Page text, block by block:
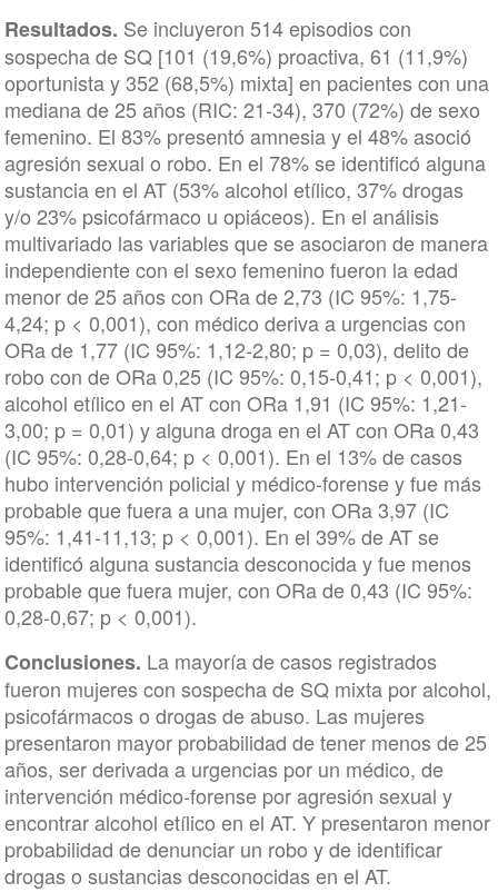
Resultados. Se incluyeron 514 episodios con
sospecha de SQ [101 (19,6%) proactiva, 61 (11,9%)
oportunista y 352 (68,5%) mixta] en pacientes con una
mediana de 25 años (RIC: 21-34), 370 (72%) de sexo
femenino. El 83% presentó amnesia y el 48% asoció
agresión sexual o robo. En el 78% se identificó alguna
sustancia en el AT (53% alcohol etílico, 37% drogas
y/o 23% psicofármaco u opiáceos). En el análisis
multivariado las variables que se asociaron de manera
independiente con el sexo femenino fueron la edad
menor de 25 años con ORa de 2,73 (IC 95%: 1,75-
4,24; p < 0,001), con médico deriva a urgencias con
ORa de 1,77 (IC 95%: 1,12-2,80; p = 0,03), delito de
robo con de ORa 0,25 (IC 95%: 0,15-0,41; p < 0,001),
alcohol etílico en el AT con ORa 1,91 (IC 95%: 1,21-
3,00; p = 0,01) y alguna droga en el AT con ORa 0,43
(IC 95%: 0,28-0,64; p < 0,001). En el 13% de casos
hubo intervención policial y médico-forense y fue más
probable que fuera a una mujer, con ORa 3,97 (IC
95%: 1,41-11,13; p < 0,001). En el 39% de AT se
identificó alguna sustancia desconocida y fue menos
probable que fuera mujer, con ORa de 0,43 (IC 95%:
0,28-0,67; p < 0,001).
Conclusiones. La mayoría de casos registrados
fueron mujeres con sospecha de SQ mixta por alcohol,
psicofármacos o drogas de abuso. Las mujeres
presentaron mayor probabilidad de tener menos de 25
años, ser derivada a urgencias por un médico, de
intervención médico-forense por agresión sexual y
encontrar alcohol etílico en el AT. Y presentaron menor
probabilidad de denunciar un robo y de identificar
drogas o sustancias desconocidas en el AT.